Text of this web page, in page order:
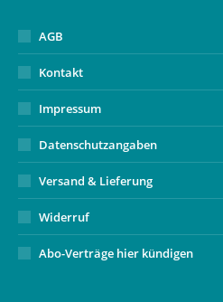
AGB
Kontakt
Impressum
Datenschutzangaben
Versand & Lieferung
Widerruf
Abo-Verträge hier kündigen